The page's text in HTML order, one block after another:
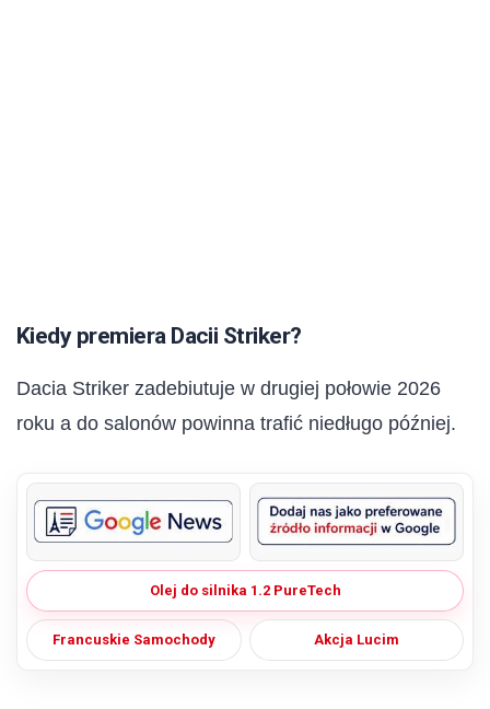
Kiedy premiera Dacii Striker?
Dacia Striker zadebiutuje w drugiej połowie 2026
roku a do salonów powinna trafić niedługo później.
Francuskie Samochody
Olej do silnika 1.2 PureTech
Akcja Lucim